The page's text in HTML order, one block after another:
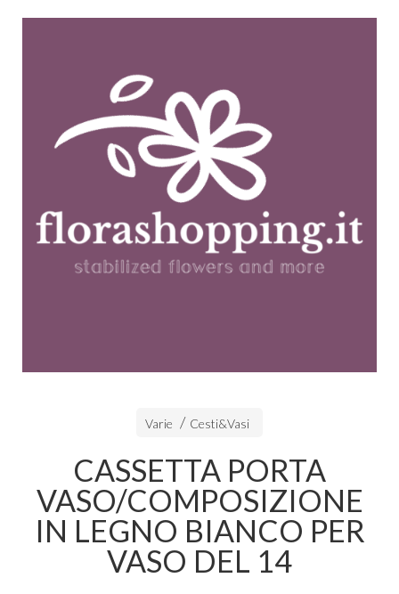
Varie Cesti&Vasi
CASSETTA PORTA
VASO/COMPOSIZIONE
IN LEGNO BIANCO PER
VASO DEL 14